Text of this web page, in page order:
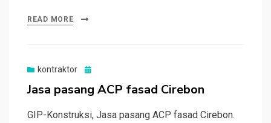
READ MORE
kontraktor
Posted
Jasa pasang ACP fasad Cirebon
GIP-Konstruksi, Jasa pasang ACP fasad Cirebon.